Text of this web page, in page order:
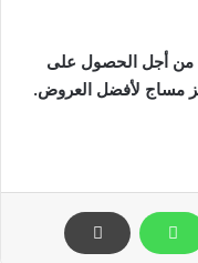
من أجل الحصول على
مساج لأفضل العروض.